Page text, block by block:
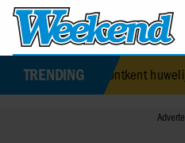
TRENDING
Edoardo ontkent